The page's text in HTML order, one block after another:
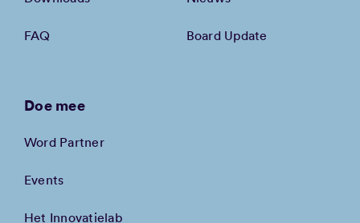
FAQ Board Update
Doe mee
Word Partner
Events
Het Innovatielab